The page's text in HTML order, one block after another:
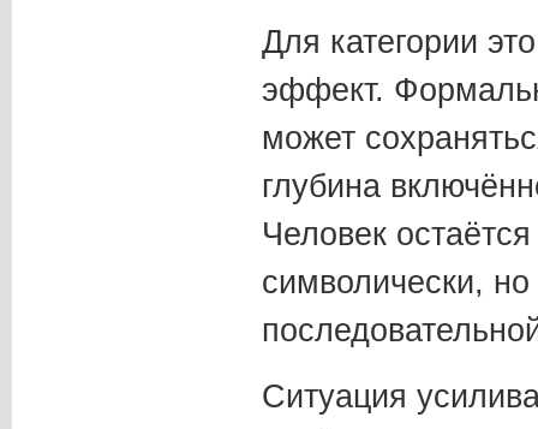
Для категории
эффект.
может
глубина
Человек
символически,
Ситуация